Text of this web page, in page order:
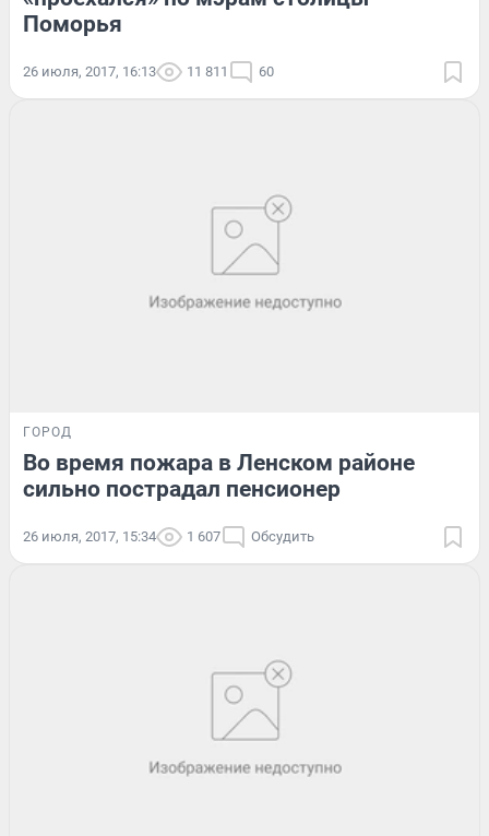
Поморья
26 июля, 2017, 16:13 11 811 60
ГОРОД
Во время пожара в Ленском районе
сильно пострадал пенсионер
26 июля, 2017, 15:34 1 607 Обсудить